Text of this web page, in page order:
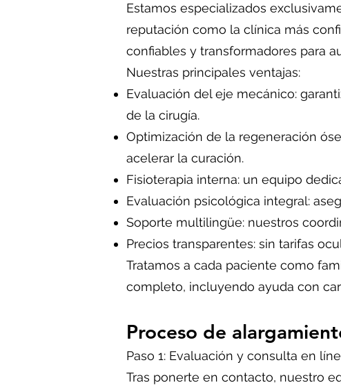
Estamos especializados
reputación como la clínica más
confiables y transformadores para
Nuestras principales ventajas:
Evaluación del eje mecánico:
de la cirugía.
Optimización de la regeneración
acelerar la curación.
Fisioterapia interna: un equipo
Evaluación psicológica integral:
Soporte multilingüe: nuestros
Precios transparentes: sin tarifas
Tratamos a cada paciente como
completo, incluyendo ayuda con
Proceso de
Paso 1: Evaluación y consulta en
Tras ponerte en contacto, nuestro